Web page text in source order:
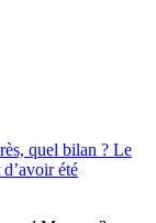
quel bilan ? Le
été